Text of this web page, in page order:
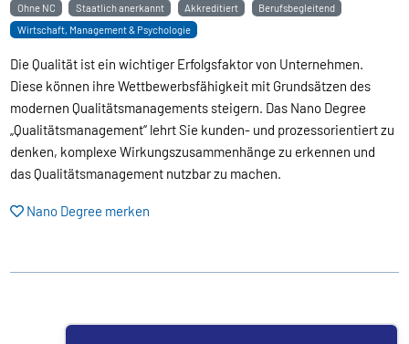
Ohne NC Staatlich anerkannt Akkreditiert
Berufsbegleitend
Wirtschaft, Management & Psychologie
Die Qualität ist ein wichtiger Erfolgsfaktor von Unternehmen.
Diese können ihre Wettbewerbsfähigkeit mit Grundsätzen des
modernen Qualitätsmanagements steigern. Das Nano Degree
„Qualitätsmanagement“ lehrt Sie kunden- und prozessorientiert zu
denken, komplexe Wirkungszusammenhänge zu erkennen und
das Qualitätsmanagement nutzbar zu machen.
Nano Degree merken